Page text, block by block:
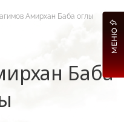
Амирхан Баба оглы
Баба
МЕНЮ